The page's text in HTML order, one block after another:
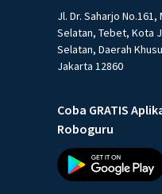
Jl. Dr. Saharjo No.161,
Selatan, Tebet, Kota
Selatan, Daerah
Jakarta 12860
Coba GRATIS
Roboguru